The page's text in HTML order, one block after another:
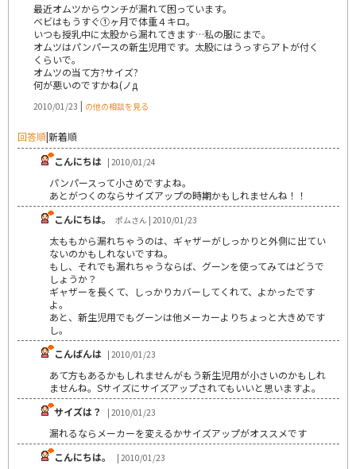
最近オムツからウンチが漏れて困っています。
ベビはもうすぐ①ヶ月で体重４キロ。
いつも授乳中に太股から漏れてきます…私の服にまで。
オムツはパンパースの新生児用です。太股にはうっすらアトが付く
くらいで。
オムツの当て方?サイズ?
何が悪いのですかね(ノд
2010/01/23 | の他の相談を見る
回答順|新着順
こんにちは | 2010/01/24
パンパースって小さめですよね｡
あとがつくのならサイズアップの時期かもしれませんね！！
こんにちは。
ポムさん | 2010/01/23
太ももから漏れちゃうのは、ギャザーがしっかりと外側に出てい
ないのかもしれないですね。
もし、それでも漏れちゃうならば、グーンを使ってみてはどうで
しょうか？
ギャザーを長くて、しっかりカバーしてくれて、よかったです
よ。
あと、新生児用でもグーンは他メーカーよりちょっと大きめです
し。
こんばんは | 2010/01/23
あて方もあるかもしれませんがもう新生児用が小さいのかもしれ
ませんね。Sサイズにサイズアップされてもいいと思いますよ。
サイズは？
| 2010/01/23
漏れるならメーカーを変えるかサイズアップがオススメです
こんにちは。
| 2010/01/23